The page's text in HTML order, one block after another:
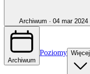
Archiwum · 04 mar 2024
Archiwum
Poziomy Więcej